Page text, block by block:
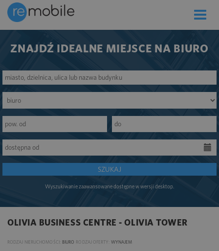
Toggle
ZNAJDŹ IDEALNE MIEJSCE NA BIURO
SZUKAJ
Wyszukiwanie zaawansowane dostępne w wersji desktop.
OLIVIA BUSINESS CENTRE - OLIVIA TOWER
RODZAJ NIERUCHOMOŚCI: BIURO RODZAJ OFERTY: WYNAJEM